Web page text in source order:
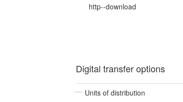
http--download
Digital transfer options
Units of distribution